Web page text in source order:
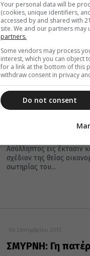
08 Σεπτεμβρίου 2013
Η Αυτονομία της
Εκκλησίας της
Είναι αλήθεια, ότι όταν
ανεξαρτησία της, το
ήταν να
Η δική μας
Ασύλληπτος εις έκτασιν
σχέδιον της θείας
σωτηρίας του...
06 Σεπτεμβρίου 2013
ΣΜΥΡΝΗ: Γη
Your personal data will be
(cookies, unique identifiers,
accessed by and shared with
site. We and our partners
partners.
Some vendors may process
interest, which you can object
for a link at the bottom of this
withdraw consent in privacy
Do not consent